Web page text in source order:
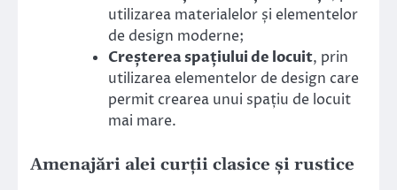
utilizarea materialelor și elementelor
de design moderne;
Creșterea spațiului de locuit, prin
utilizarea elementelor de design care
permit crearea unui spațiu de locuit
mai mare.
Amenajări alei curții clasice și rustice